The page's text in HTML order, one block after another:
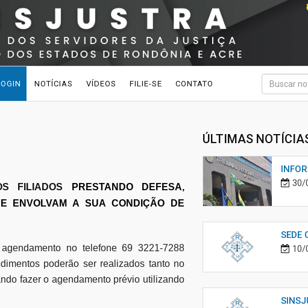
NOTÍCIAS VÍDEOS FILIE-SE CONTATO
FILIADOS
PRESTANDO DEFESA,
ENVOLVAM A SUA CONDIÇÃO DE
no telefone 69 3221-7288
poderão ser realizados tanto no
fazer o agendamento prévio utilizando
ÚLTIMAS
30/
SEDE
10/